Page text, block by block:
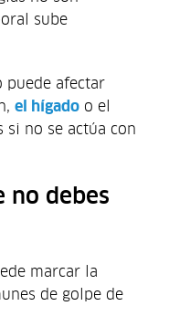
sube
puede afectar
el hígado o el
si no se actúa con
no debes
marcar la
de golpe de